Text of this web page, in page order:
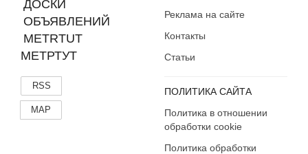
МЕТРТУТ
RSS
MAP
Реклама на сайте
Контакты
Статьи
ПОЛИТИКА САЙТА
Политика в отношении
обработки cookie
Политика обработки